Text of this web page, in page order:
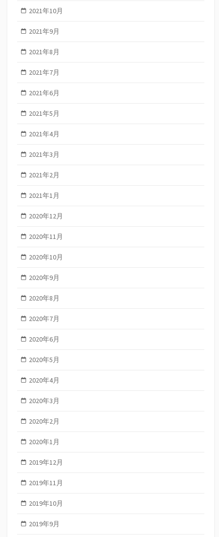
2021年10月
2021年9月
2021年8月
2021年7月
2021年6月
2021年5月
2021年4月
2021年3月
2021年2月
2021年1月
2020年12月
2020年11月
2020年10月
2020年9月
2020年8月
2020年7月
2020年6月
2020年5月
2020年4月
2020年3月
2020年2月
2020年1月
2019年12月
2019年11月
2019年10月
2019年9月